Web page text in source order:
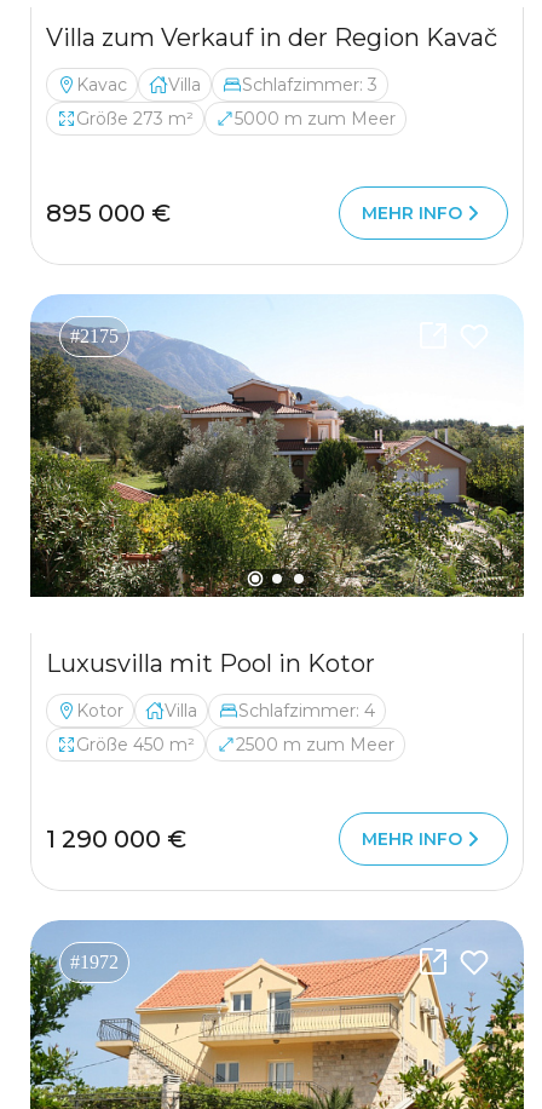
Villa zum Verkauf in der Region Kavač
Kavac Villa
Schlafzimmer: 3
Größe 273 m²
5000 m zum Meer
895 000 € MEHR INFO
#2175
Luxusvilla mit Pool in Kotor
Kotor Villa
Schlafzimmer: 4
Größe 450 m²
2500 m zum Meer
1 290 000 € MEHR INFO
#1972